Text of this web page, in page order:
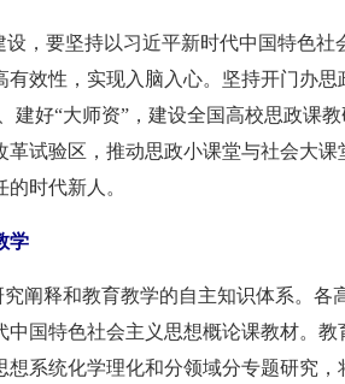
设，要坚持以习近平新时代中国特色
有效性，实现入脑入心。坚持开门办
建好“大师资”，建设全国高校思政课
革试验区，推动思政小课堂与社会大
时代新人。
学
阐释和教育教学的自主知识体系。
中国特色社会主义思想概论课教材。
想系统化学理化和分领域分专题研究